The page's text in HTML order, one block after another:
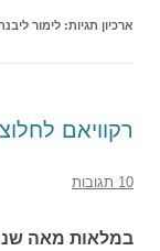
ארכיון תגיות: לימור
רקוויאם
10 תגובות
במלאות מאה